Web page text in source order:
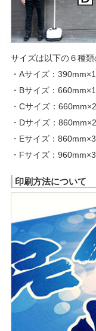
サイズは以下の６種類
・Aサイズ：
・Bサイズ：
・Cサイズ：
・Dサイズ：
・Eサイズ：
・Fサイズ：
印刷方法について